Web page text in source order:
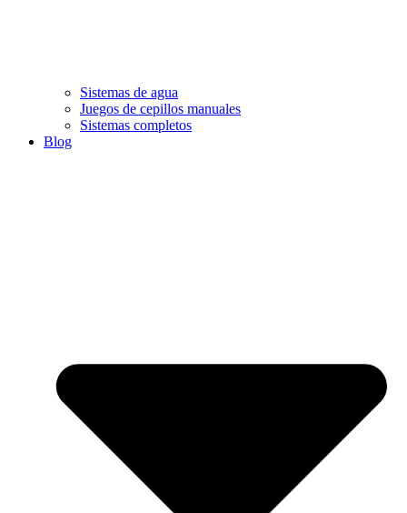
Sistemas de agua
Juegos de cepillos manuales
Sistemas completos
Blog